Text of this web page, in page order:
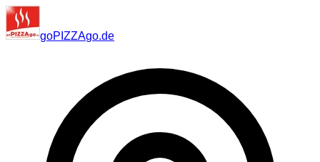
goPIZZAgo.de